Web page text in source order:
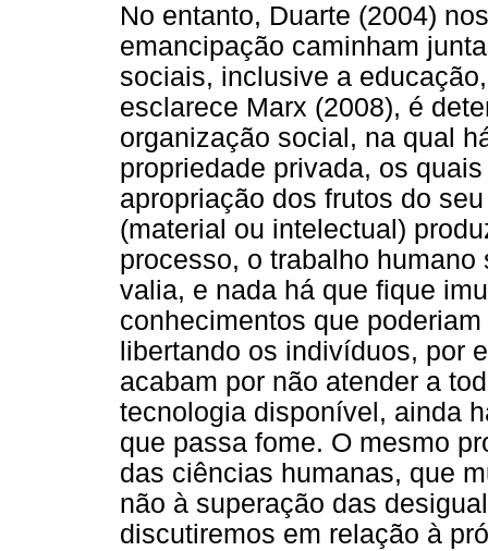
No entanto, Duarte (2004)
emancipação caminham
sociais, inclusive a
esclarece Marx (2008), é
organização social, na qual
propriedade privada, os
apropriação dos frutos do
(material ou intelectual)
processo, o trabalho
valia, e nada há que fique
conhecimentos que
libertando os indivíduos, por
acabam por não atender a
tecnologia disponível, ainda
que passa fome. O mesmo
das ciências humanas, que
não à superação das
discutiremos em relação à